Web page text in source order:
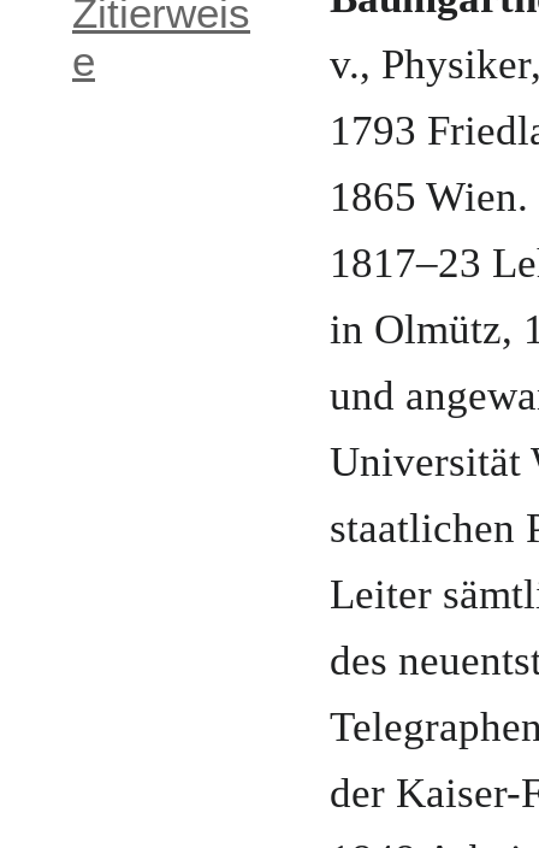
Zitierweis
e
v., Physiker
1793
1865 Wien.
1817–23
in Olmütz,
und
Universität
staatlichen
Leiter
des
der Kaiser-